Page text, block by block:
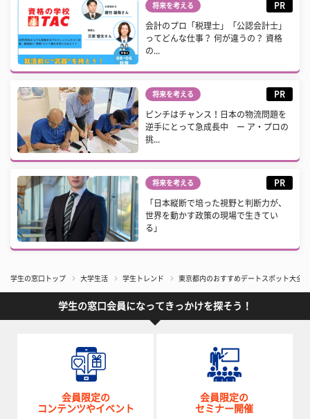
将来を考える PR
会計のプロ「税理士」「公認会計士」
ってどんな仕事？ 何が違うの？ 資格
の...
将来を考える PR
ピンチはチャンス！日本の物流問題を
逆手にとって急成長中 ー ア・プロの
挑...
将来を考える PR
「日本縦断で培った視野と判断力が、
世界を動かす政策の現場で生きてい
る」
学生の窓口トップ 大学生活 学生トレンド 東京都内のおすすめデートスポット大全
学生の窓口会員になってきっかけを探そう！
会員限定の
コンテンツやイベント
会員限定の
セミナー開催